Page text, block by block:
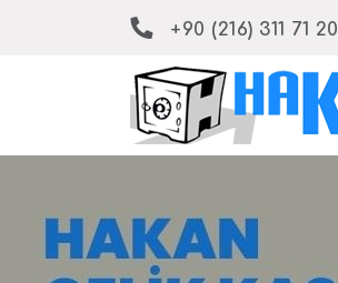
+90 (216) 311 71 20